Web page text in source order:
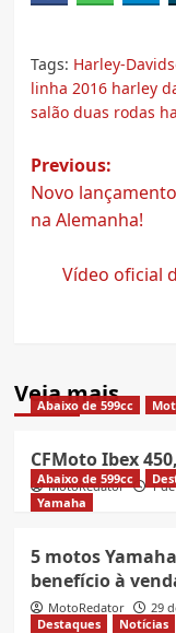
Tags: Harley-
linha 2016 harley
salão duas rodas
Post
Previous:
Novo
na Alemanha!
Vídeo oficial
Veja mais
Abaixo de 599cc
CFMoto Ibex
MotoRedator 1
Abaixo de 599cc
Yamaha
5 motos
benefício à
MotoRedator
29
Destaques
Notícias